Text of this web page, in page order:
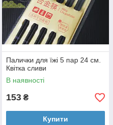
Палички для їжі 5 пар 24 см.
Квітка сливи
В наявності
153 ₴
Купити